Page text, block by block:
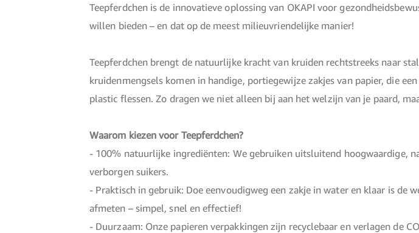
Teepferdchen is de innovatieve oplossing van OKAPI voor
willen bieden – en dat op de meest milieuvriendelijke manier!
Teepferdchen brengt de natuurlijke kracht van kruiden rechtstreeks naar
kruidenmengsels komen in handige, portiegewijze zakjes van papier, die
plastic flessen. Zo dragen we niet alleen bij aan het welzijn van je paard,
Waarom kiezen voor Teepferdchen?
- 100% natuurlijke ingrediënten: We gebruiken uitsluitend hoogwaardige,
verborgen suikers.
- Praktisch in gebruik: Doe eenvoudigweg een zakje in water en klaar is de
afmeten – simpel, snel en effectief!
- Duurzaam: Onze papieren verpakkingen zijn recyclebaar en verlagen de